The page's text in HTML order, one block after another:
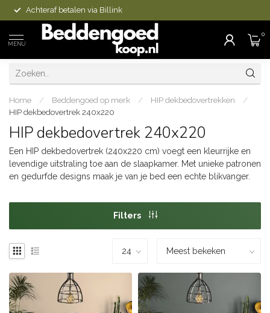
Achteraf betalen via Billink
MENU
0
Home / Beddengoed op merk / HIP dekbedovertrekken
/
HIP dekbedovertrek 240x220
HIP dekbedovertrek 240x220
Een HIP dekbedovertrek (240x220 cm) voegt een kleurrijke en
levendige uitstraling toe aan de slaapkamer. Met unieke patronen
en gedurfde designs maak je van je bed een echte blikvanger.
Filters